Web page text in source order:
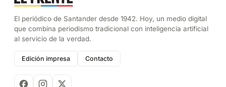
El periódico de Santander desde 1942. Hoy, un medio digital
que combina periodismo tradicional con inteligencia artificial
al servicio de la verdad.
Edición impresa Contacto